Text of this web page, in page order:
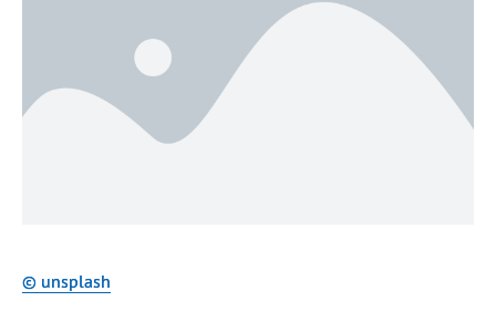
© unsplash